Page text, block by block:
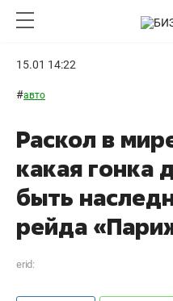
15.01 14:22
#авто
Раскол в
какая гонка
быть
рейда
erid: